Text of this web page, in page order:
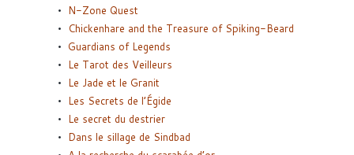
N-Zone Quest
Chickenhare and the Treasure of Spiking-Beard
Guardians of Legends
Le Tarot des Veilleurs
Le Jade et le Granit
Les Secrets de l’Égide
Le secret du destrier
Dans le sillage de Sindbad